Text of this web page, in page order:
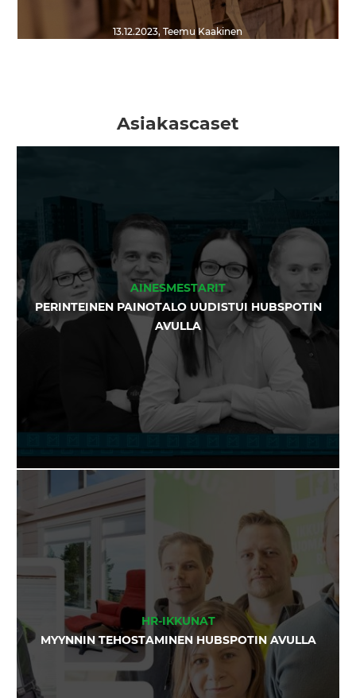
13.12.2023, Teemu Kaakinen
Asiakascaset
AINESMESTARIT
PERINTEINEN PAINOTALO UUDISTUI HUBSPOTIN
AVULLA
HR-IKKUNAT
MYYNNIN TEHOSTAMINEN HUBSPOTIN AVULLA